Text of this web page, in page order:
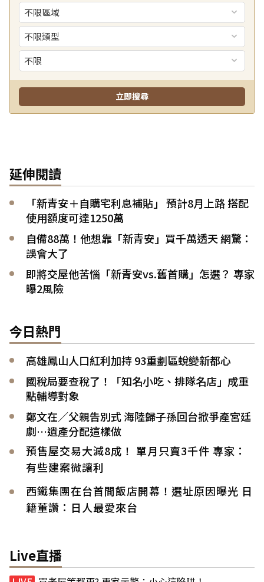
延伸閱讀
「新青安＋自購宅利息補貼」 預計8月上路 搭配
使用額度可達1250萬
自備88萬！他想靠「新青安」買千萬透天 網驚：
誤會大了
即將交屋他苦惱「新青安vs.舊首購」怎選？ 專家
曝2風險
今日熱門
高雄鳳山人口紅利加持 93重劃區蛻變新都心
國稅局要查稅了！「知名小吃、排隊名店」成重
點輔導對象
鄭文在／父親告別式 海陸歸子孫回台掀爭產宮廷
劇…遺產分配這樣做
預售屋交易大減8成！ 單月只賣3千件 專家：
有些建案微讓利
西鐵集團在台首間飯店開幕！選址原因曝光 日
籍董讚：日人最愛來台
Live直播